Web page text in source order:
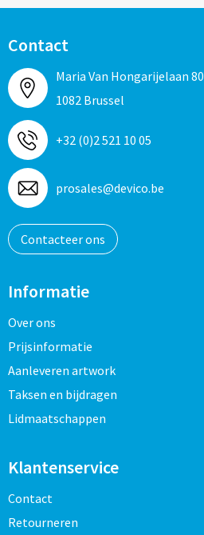
Contact
Maria Van Hongarijelaan 80
1082 Brussel
+32 (0)2 521 10 05
prosales@devico.be
Contacteer ons
Informatie
Over ons
Prijsinformatie
Aanleveren artwork
Taksen en bijdragen
Lidmaatschappen
Klantenservice
Contact
Retourneren